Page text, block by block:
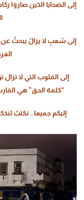
إلى الضحايا الذين صاروا
إلى شعبٍ لا يزالُ يبحثُ
إلى القلوب التي لا
“كلمة الحق” هي
إليكم جميعا.. نكتبُ